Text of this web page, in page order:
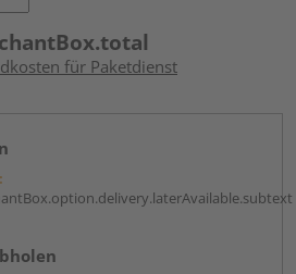
für Paketdienst